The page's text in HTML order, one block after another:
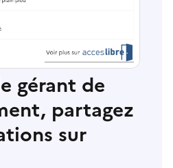
gérant de
partagez
sur